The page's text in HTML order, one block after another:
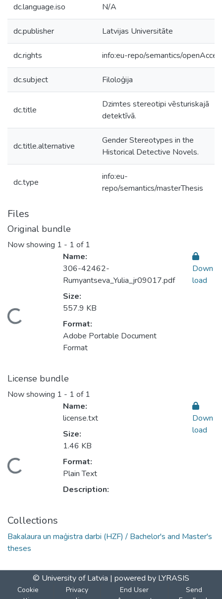
dc.language.iso N/A
dc.publisher Latvijas Universitāte
dc.rights info:eu-repo/semantics/
dc.subject Filoloģija
dc.title
Dzimtes stereotipi vēsturiskajā
detektīvā.
dc.title.alternative
Gender Stereotypes in the
Historical Detective Novels.
dc.type
info:eu-
repo/semantics/masterThesis
Files
Original bundle
Now showing 1 - 1 of 1
Loading...
Name:
306-42462-
Rumyantseva_Yulia_jr09017.pdf
Size:
557.9 KB
Format:
Adobe Portable Document
Format
Down
load
License bundle
Now showing 1 - 1 of 1
Loading...
Name:
license.txt
Size:
1.46 KB
Format:
Plain Text
Description:
Down
load
Collections
Bakalaura un maģistra darbi (HZF) / Bachelor's and Master's
theses
© University of Latvia | powered by LYRASIS
Cookie
Privacy
End User
Send